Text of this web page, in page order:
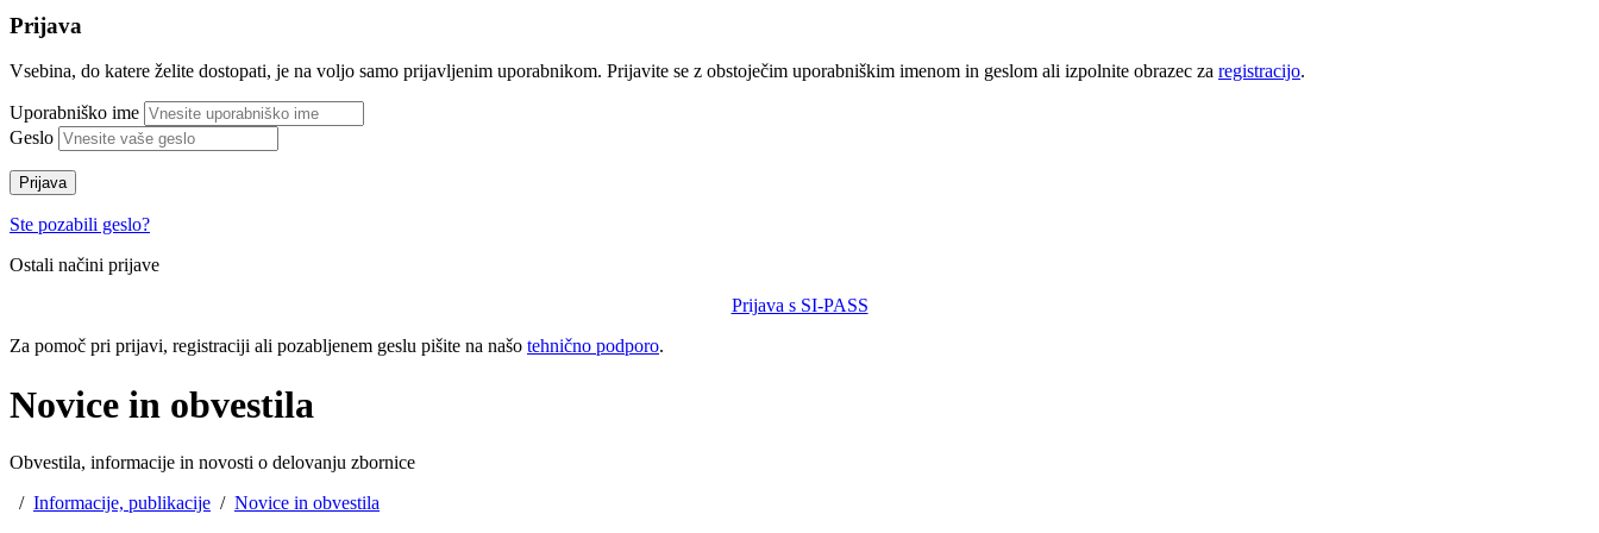
Prijava
Vsebina, do katere želite dostopati, je na voljo samo prijavljenim uporabnikom. Prijavite se z obstoječim uporabniškim imenom in geslom ali izpolnite obrazec za registracijo.
Uporabniško ime
Geslo
Prijava
Ste pozabili geslo?
Ostali načini prijave
Prijava s SI-PASS
Za pomoč pri prijavi, registraciji ali pozabljenem geslu pišite na našo tehnično podporo.
Novice in obvestila
Obvestila, informacije in novosti o delovanju zbornice
/ Informacije, publikacije / Novice in obvestila